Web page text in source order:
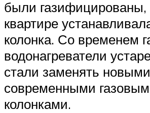
были газифицированы,
квартире
колонка. Со временем
водонагреватели
стали заменять новыми
современными
колонками.